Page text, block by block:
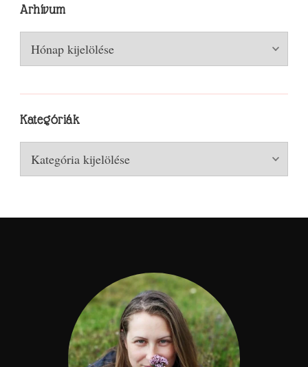
Arhívum
Arhívum
Kategóriák
Kategóriák